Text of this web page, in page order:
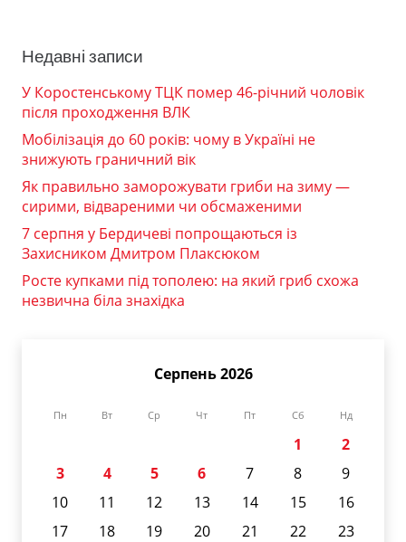
Недавні записи
У Коростенському ТЦК помер 46-річний чоловік
після проходження ВЛК
Мобілізація до 60 років: чому в Україні не
знижують граничний вік
Як правильно заморожувати гриби на зиму —
сирими, відвареними чи обсмаженими
7 серпня у Бердичеві попрощаються із
Захисником Дмитром Плаксюком
Росте купками під тополею: на який гриб схожа
незвична біла знахідка
Серпень 2026
Пн Вт Ср Чт Пт Сб Нд
1
2
3
4 5 6 7 8
9
10
11 12 13 14 15
16
17
18 19 20 21 22
23